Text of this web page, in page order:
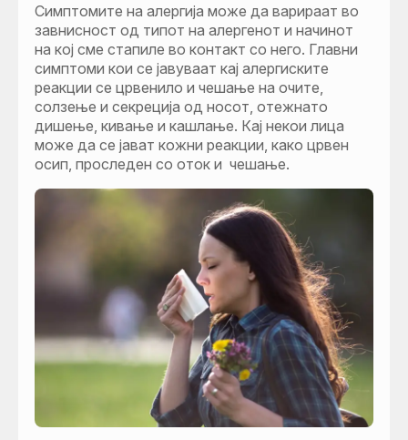
Симптомите на алергија може да варираат во
завнисност од типот на алергенот и начинот
на кој сме стапиле во контакт со него. Главни
симптоми кои се јавуваат кај алергиските
реакции се црвенило и чешање на очите,
солзење и секреција од носот, отежнато
дишење, кивање и кашлање. Кај некои лица
може да се јават кожни реакции, како црвен
осип, проследен со оток и чешање.